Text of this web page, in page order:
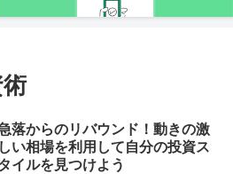
落からのリバウンド！動きの激
しい相場を利用して自分の投資ス
イルを見つけよう